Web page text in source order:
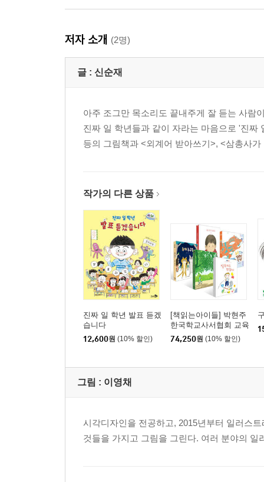
저자 소개 (2명)
글 : 신순재
아주 조그만 목소리도 끝내주게 잘 듣는 사람
진짜 일 학년들과 같이 자라는 마음으로 '진
등의 그림책과 <외계어 받아쓰기>, <삼총사
작가의 다른 상품
진짜 일 학년 발표 듣겠
습니다
12,600원 (10% 할인)
[책읽는아이들] 박현주
한국학교사서협회 교육
국장 추천 초등 1~2학
년 세트
74,250원 (10% 할인)
그림 : 이영채
시각디자인을 전공하고, 2015년부터 일러스
것들을 가지고 그림을 그린다. 여러 분야의